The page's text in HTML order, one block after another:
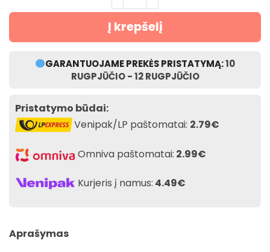
Į krepšelį
GARANTUOJAME PREKĖS PRISTATYMĄ:10
RUGPJŪČIO - 12 RUGPJŪČIO
Pristatymo būdai:
Venipak/LP paštomatai: 2.79€
Omniva paštomatai: 2.99€
Kurjeris į namus: 4.49€
Aprašymas